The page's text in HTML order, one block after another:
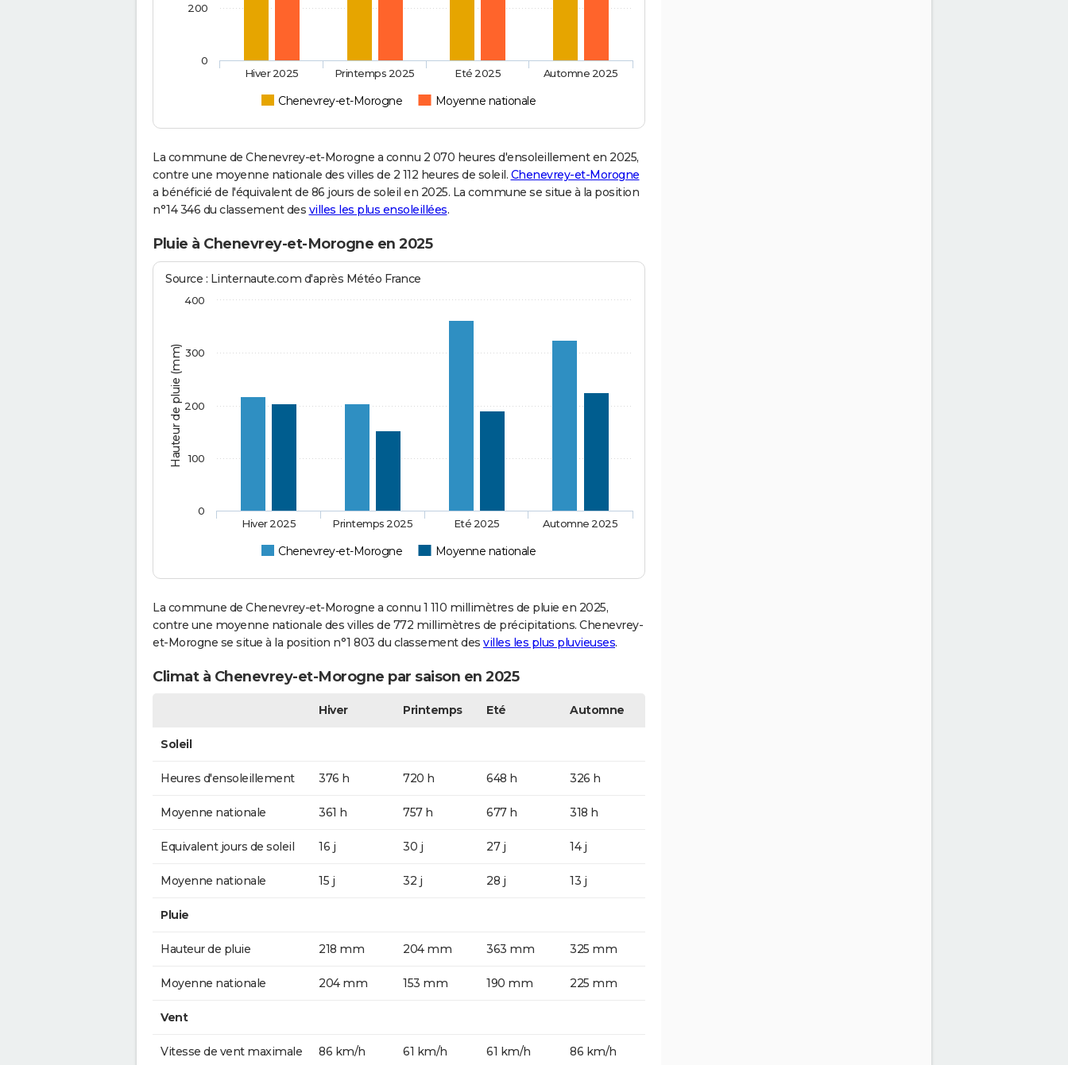
Chenevrey-et-Morogne Moyenne nationale
Hiver 2025 Printemps 2025 Eté 2025 Automne 2025
0
200
La commune de Chenevrey-et-Morogne a connu 2 070 heures d'ensoleillement en 2025,
contre une moyenne nationale des villes de 2 112 heures de soleil. Chenevrey-et-Morogne
a bénéficié de l'équivalent de 86 jours de soleil en 2025. La commune se situe à la position
n°14 346 du classement des villes les plus ensoleillées.
Pluie à Chenevrey-et-Morogne en 2025
Hauteur de pluie (mm)
Source : Linternaute.com d'après Météo France
Chenevrey-et-Morogne Moyenne nationale
Hiver 2025 Printemps 2025 Eté 2025 Automne 2025
0
100
200
300
400
La commune de Chenevrey-et-Morogne a connu 1 110 millimètres de pluie en 2025,
contre une moyenne nationale des villes de 772 millimètres de précipitations. Chenevrey-
et-Morogne se situe à la position n°1 803 du classement des villes les plus pluvieuses.
Climat à Chenevrey-et-Morogne par saison en 2025
Hiver Printemps Eté Automne
Soleil
Heures d'ensoleillement 376 h 720 h 648 h 326 h
Moyenne nationale 361 h 757 h 677 h 318 h
Equivalent jours de soleil 16 j 30 j 27 j 14 j
Moyenne nationale 15 j 32 j 28 j 13 j
Pluie
Hauteur de pluie 218 mm 204 mm 363 mm 325 mm
Moyenne nationale 204 mm 153 mm 190 mm 225 mm
Vent
Vitesse de vent maximale 86 km/h 61 km/h 61 km/h 86 km/h